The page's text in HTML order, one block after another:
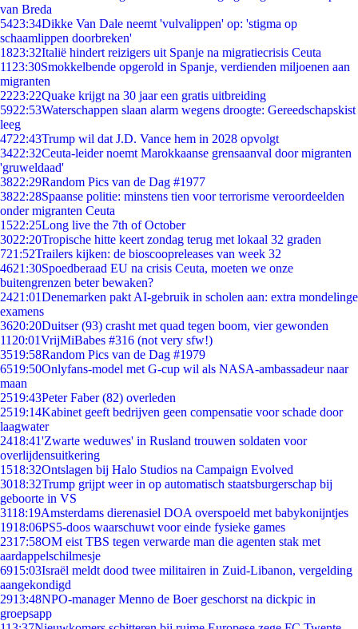
van Breda
5423:34Dikke Van Dale neemt 'vulvalippen' op: 'stigma op
schaamlippen doorbreken'
1823:32Italië hindert reizigers uit Spanje na migratiecrisis Ceuta
11 23:30Smokkelbende opgerold in Spanje, verdienden miljoenen aan
migranten
2223:22Quake krijgt na 30 jaar een gratis uitbreiding
5922:53Waterschappen slaan alarm wegens droogte: Gereedschapskist
leeg
4722:43Trump wil dat J.D. Vance hem in 2028 opvolgt
3422:32Ceuta-leider noemt Marokkaanse grensaanval door migranten
'gruweldaad'
3822:29Random Pics van de Dag #1977
3822:28Spaanse politie: minstens tien voor terrorisme veroordeelden
onder migranten Ceuta
1522:25Long live the 7th of October
3022:20Tropische hitte keert zondag terug met lokaal 32 graden
721:52Trailers kijken: de bioscoopreleases van week 32
4621:30Spoedberaad EU na crisis Ceuta, moeten we onze
buitengrenzen beter bewaken?
2421:01Denemarken pakt AI-gebruik in scholen aan: extra mondelinge
examens
3620:20Duitser (93) crasht met quad tegen boom, vier gewonden
11 20:01VrijMiBabes #316 (not very sfw!)
3519:58Random Pics van de Dag #1979
6519:50Onlyfans-model met G-cup wil als NASA-ambassadeur naar
maan
2519:43Peter Faber (82) overleden
2519:14Kabinet geeft bedrijven geen compensatie voor schade door
laagwater
2418:41'Zwarte weduwes' in Rusland trouwen soldaten voor
overlijdensuitkering
1518:32Ontslagen bij Halo Studios na Campaign Evolved
3018:32Trump grijpt weer in op automatisch staatsburgerschap bij
geboorte in VS
3118:19Amsterdams dierenasiel DOA overspoeld met babykonijntjes
1918:06PS5-doos waarschuwt voor einde fysieke games
2317:58OM eist TBS tegen verwarde man die agenten stak met
aardappelschilmesje
6915:03Israël meldt dood twee militairen in Zuid-Libanon, vergelding
aangekondigd
2913:48NPO-manager Menno de Boer geschorst na dickpic in
groepsapp